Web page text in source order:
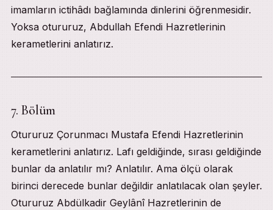
imamların ictihâdı bağlamında dinlerini öğrenmesidir.
Yoksa otururuz, Abdullah Efendi Hazretlerinin
kerametlerini anlatırız.
7. Bölüm
Otururuz Çorunmacı Mustafa Efendi Hazretlerinin
kerametlerini anlatırız. Lafı geldiğinde, sırası geldiğinde
bunlar da anlatılır mı? Anlatılır. Ama ölçü olarak
birinci derecede bunlar değildir anlatılacak olan şeyler.
Otururuz Abdülkadir Geylânî Hazretlerinin de